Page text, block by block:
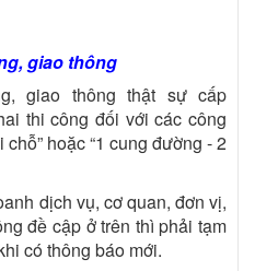
giao thông
giao thông thật sự cấp
thi công đối với các công
hoặc “1 cung đường - 2
dịch vụ, cơ quan, đơn vị,
đề cập ở trên thì phải tạm
có thông báo mới.